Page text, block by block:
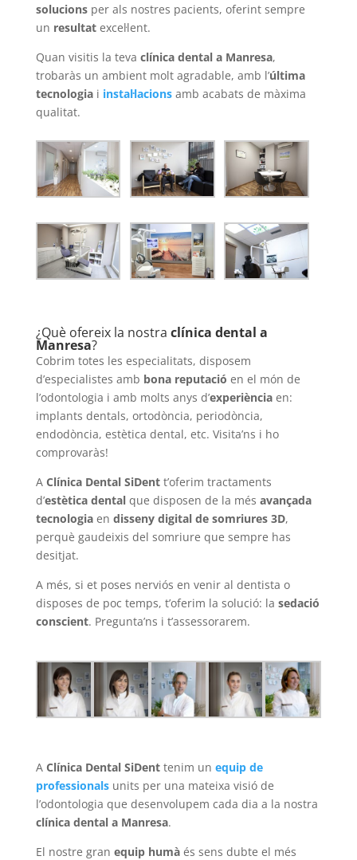
solucionsper als nostres pacients, oferint sempre
un resultatexcel·lent.
Quan visitis la teva clínica dental a Manresa,
trobaràs un ambient molt agradable, amb l’última
tecnologiai instal·lacionsamb acabats de màxima
qualitat.
¿Què ofereix la nostra clínica dental a
Manresa?
Cobrim totes les especialitats, disposem
d’especialistes amb bona reputació en el món de
l’odontologia i amb molts anys d’experiènciaen:
implants dentals, ortodòncia, periodòncia,
endodòncia, estètica dental, etc. Visita’ns i ho
comprovaràs!
A Clínica Dental SiDentt’oferim tractaments
d’estètica dentalque disposen de la més avançada
tecnologiaen disseny digital de somriures 3D,
perquè gaudeixis del somriure que sempre has
desitjat.
A més, si et poses nerviós en venir al dentista o
disposes de poc temps, t’oferim la solució: la sedació
conscient. Pregunta’ns i t’assessorarem.
A Clínica Dental SiDenttenim un equip de
professionalsunits per una mateixa visió de
l’odontologia que desenvolupem cada dia a la nostra
clínica dental a Manresa.
El nostre gran equip humàés sens dubte el més